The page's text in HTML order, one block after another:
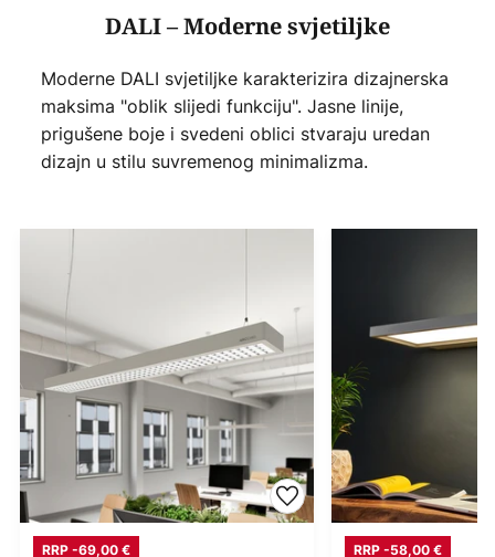
DALI – Moderne svjetiljke
Moderne DALI svjetiljke karakterizira dizajnerska
maksima "oblik slijedi funkciju". Jasne linije,
prigušene boje i svedeni oblici stvaraju uredan
dizajn u stilu suvremenog minimalizma.
RRP -69,00 € RRP -58,00 €